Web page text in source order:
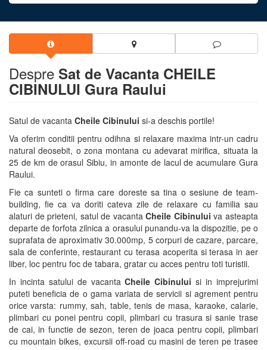
Despre Sat de Vacanta CHEILE
CIBINULUI Gura Raului
Satul de vacanta Cheile Cibinului si-a deschis portile!
Va oferim conditii pentru odihna si relaxare maxima intr-un cadru
natural deosebit, o zona montana cu adevarat mirifica, situata la
25 de km de orasul Sibiu, in amonte de lacul de acumulare Gura
Raului.
Fie ca sunteti o firma care doreste sa tina o sesiune de team-
building, fie ca va doriti cateva zile de relaxare cu familia sau
alaturi de prieteni, satul de vacantaCheile Cibinului va asteapta
departe de forfota zilnica a orasului punandu-va la dispozitie, pe o
suprafata de aproximativ 30.000mp, 5 corpuri de cazare, parcare,
sala de conferinte, restaurant cu terasa acoperita si terasa in aer
liber, loc pentru foc de tabara, gratar cu acces pentru toti turistii.
In incinta satului de vacanta Cheile Cibinului si in imprejurimi
puteti beneficia de o gama variata de servicii si agrement pentru
orice varsta: rummy, sah, table, tenis de masa, karaoke, calarie,
plimbari cu ponei pentru copii, plimbari cu trasura si sanie trase
de cai, in functie de sezon, teren de joaca pentru copii, plimbari
cu mountain bikes, excursii off-road cu masini de teren pe trasee